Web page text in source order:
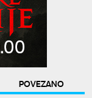
POVEZANO